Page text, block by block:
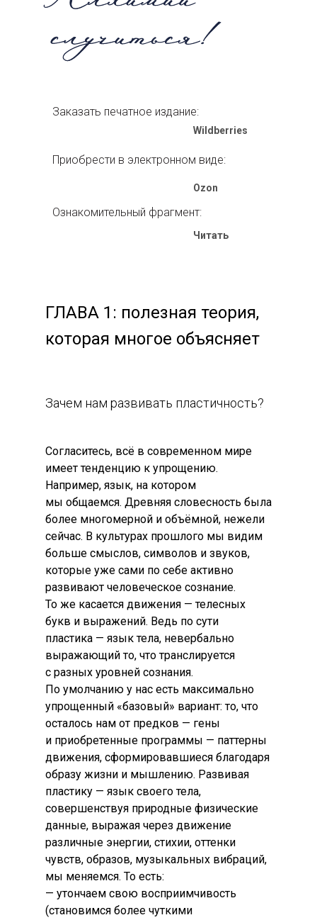
Ozon
Приобрести в электронном виде:
Wildberries
Заказать печатное издание:
Читать
Ознакомительный фрагмент:
ГЛАВА 1: полезная теория,
которая многое объясняет
Зачем нам развивать пластичность?
Согласитесь, всё в современном мире
имеет тенденцию к упрощению.
Например, язык, на котором
мы общаемся. Древняя словесность была
более многомерной и объёмной, нежели
сейчас. В культурах прошлого мы видим
больше смыслов, символов и звуков,
которые уже сами по себе активно
развивают человеческое сознание.
То же касается движения — телесных
букв и выражений. Ведь по сути
пластика — язык тела, невербально
выражающий то, что транслируется
с разных уровней сознания.
По умолчанию у нас есть максимально
упрощенный «базовый» вариант: то, что
осталось нам от предков — гены
и приобретенные программы — паттерны
движения, сформировавшиеся благодаря
образу жизни и мышлению. Развивая
пластику — язык своего тела,
совершенствуя природные физические
данные, выражая через движение
различные энергии, стихии, оттенки
чувств, образов, музыкальных вибраций,
мы меняемся. То есть:
— утончаем свою восприимчивость
(становимся более чуткими